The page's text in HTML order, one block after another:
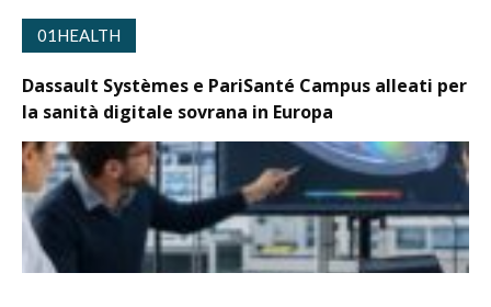
01HEALTH
Dassault Systèmes e PariSanté Campus alleati per
la sanità digitale sovrana in Europa